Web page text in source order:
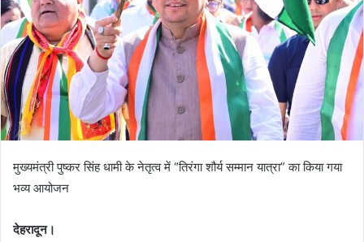
m
i
मुख्यमंत्री पुष्कर सिंह धामी के नेतृत्व में “तिरंगा शौर्य सम्मान यात्रा” का किया गया
भव्य आयोजन
देहरादून।